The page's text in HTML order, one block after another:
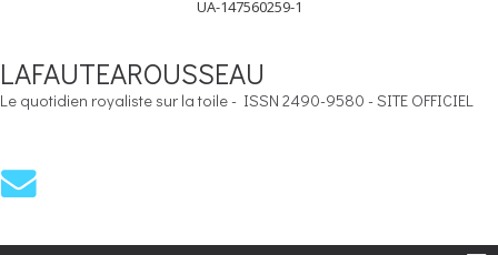
UA-147560259-1
LAFAUTEAROUSSEAU
Le quotidien royaliste sur la toile - ISSN 2490-9580 - SITE OFFICIEL